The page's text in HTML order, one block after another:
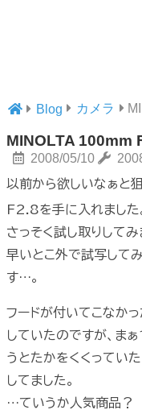
Blog カメラ
MINOLTA 100mm
2008/05/10
以前から欲しいなぁと
F2.8を手に入れました
さっそく試し取りしてみ
早いとこ外で試写して
す…。
フードが付いてこなか
していたのですが、
うとたかをくくってい
してました。
…ていうか人気商品？